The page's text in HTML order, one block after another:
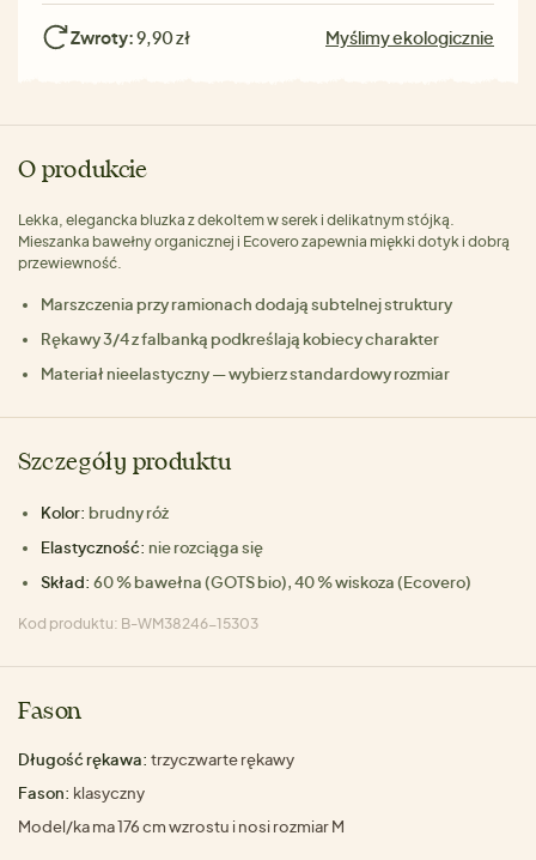
Zwroty:9,90 zł Myślimy ekologicznie
O produkcie
Lekka, elegancka bluzka z dekoltem w serek i delikatnym stójką.
Mieszanka bawełny organicznej i Ecovero zapewnia miękki dotyk i dobrą
przewiewność.
Marszczenia przy ramionach dodają subtelnej struktury
Rękawy 3/4 z falbanką podkreślają kobiecy charakter
Materiał nieelastyczny — wybierz standardowy rozmiar
Szczegóły produktu
Kolor: brudny róż
Elastyczność: nie rozciąga się
Skład: 60 % bawełna (GOTS bio), 40 % wiskoza (Ecovero)
Kod produktu: B-WM38246-15303
Fason
Długość rękawa: trzyczwarte rękawy
Fason: klasyczny
Model/ka ma 176 cm wzrostu i nosi rozmiar M